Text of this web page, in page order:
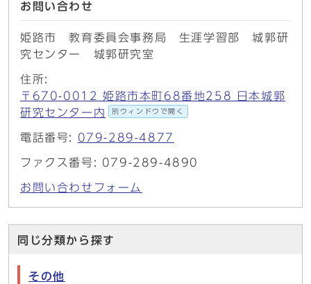
お問い合わせ
姫路市 教育委員会事務局 生涯学習部 城郭研
究センター 城郭研究室
住所:
〒670-0012 姫路市本町68番地258 日本城郭
研究センター内
別ウィンドウで開く
電話番号: 079-289-4877
ファクス番号: 079-289-4890
お問い合わせフォーム
同じ分類から探す
その他